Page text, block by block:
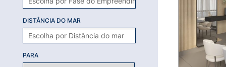
DISTÂNCIA DO MAR
PARA